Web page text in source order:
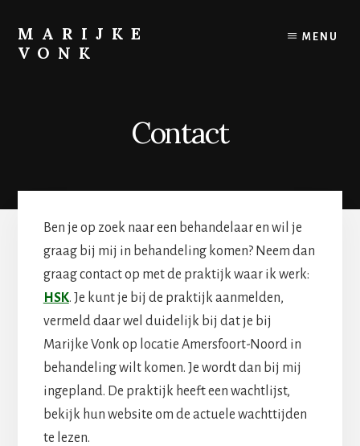
content
MARIJKE
VONK
MENU
Contact
Ben je op zoek naar een behandelaar en wil je
graag bij mij in behandeling komen? Neem dan
graag contact op met de praktijk waar ik werk:
HSK. Je kunt je bij de praktijk aanmelden,
vermeld daar wel duidelijk bij dat je bij
Marijke Vonk op locatie Amersfoort-Noord in
behandeling wilt komen. Je wordt dan bij mij
ingepland. De praktijk heeft een wachtlijst,
bekijk hun website om de actuele wachttijden
te lezen.